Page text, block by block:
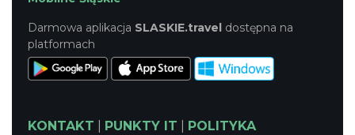
Darmowa aplikacja SLASKIE.travel dostępna na
platformach
KONTAKT PUNKTY IT
POLITYKA